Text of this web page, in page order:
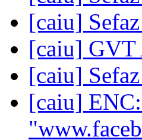
[caiu]
[caiu] GVT
[caiu]
[caiu]